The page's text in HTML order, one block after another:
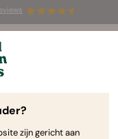
korting
zijn gericht aan